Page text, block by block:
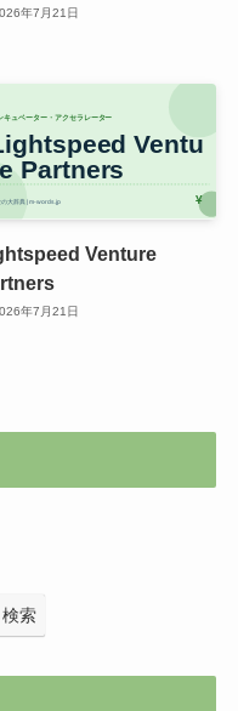
年7月21日
Venture
年7月21日
検索